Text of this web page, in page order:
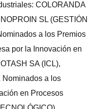
COLORANDA
SL (GESTIÓN
a los Premios
por la Innovación en
SA (ICL),
Nominados a los
en Procesos